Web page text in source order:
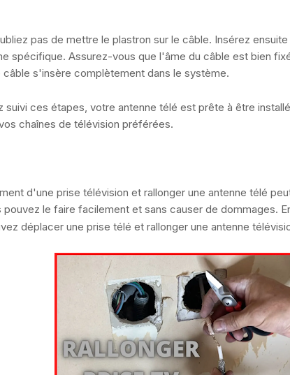
pas de mettre le plastron sur le câble. Insérez
spécifique. Assurez-vous que l'âme du câble est bien
s'insère complètement dans le système.
suivi ces étapes, votre antenne télé est prête à être
chaînes de télévision préférées.
d'une prise télévision et rallonger une antenne télé
le faire facilement et sans causer de dommages.
déplacer une prise télé et rallonger une antenne